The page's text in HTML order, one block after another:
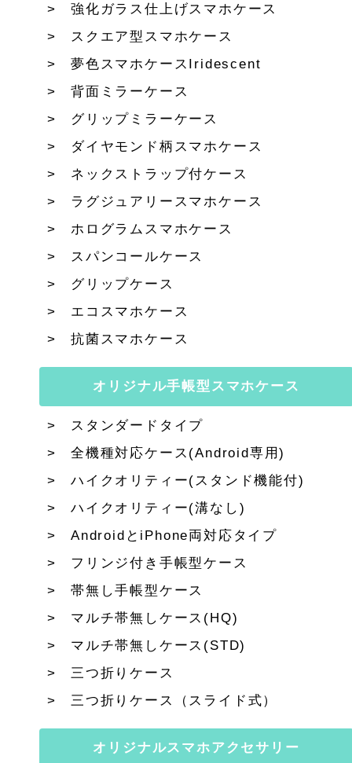
強化ガラス仕上げスマホケース
スクエア型スマホケース
夢色スマホケースIridescent
背面ミラーケース
グリップミラーケース
ダイヤモンド柄スマホケース
ネックストラップ付ケース
ラグジュアリースマホケース
ホログラムスマホケース
スパンコールケース
グリップケース
エコスマホケース
抗菌スマホケース
オリジナル手帳型スマホケース
スタンダードタイプ
全機種対応ケース(Android専用)
ハイクオリティー(スタンド機能付)
ハイクオリティー(溝なし)
AndroidとiPhone両対応タイプ
フリンジ付き手帳型ケース
帯無し手帳型ケース
マルチ帯無しケース(HQ)
マルチ帯無しケース(STD)
三つ折りケース
三つ折りケース（スライド式）
オリジナルスマホアクセサリー